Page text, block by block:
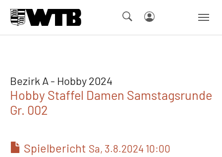
Bezirk A - Hobby 2024
Hobby Staffel Damen Samstagsrunde
Gr. 002
Spielbericht Sa, 3.8.2024 10:00